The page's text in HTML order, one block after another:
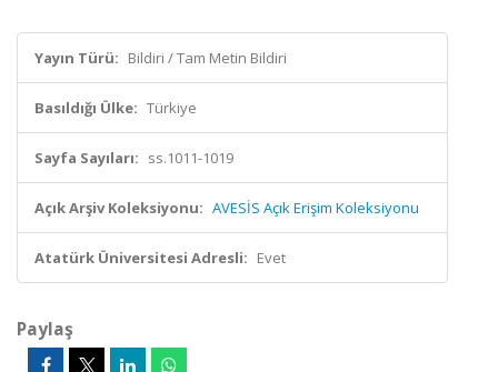
Yayın Türü: Bildiri / Tam Metin Bildiri
Basıldığı Ülke: Türkiye
Sayfa Sayıları: ss.1011-1019
Açık Arşiv Koleksiyonu: AVESİS Açık Erişim Koleksiyonu
Atatürk Üniversitesi Adresli: Evet
Paylaş